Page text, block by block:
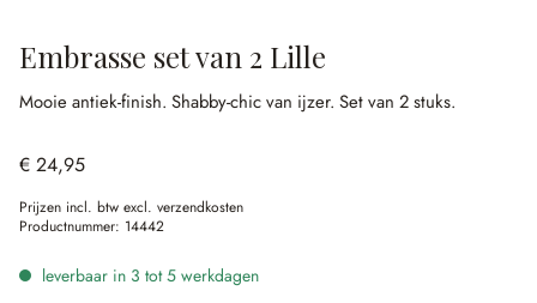
Embrasse set van 2 Lille
Mooie antiek-finish. Shabby-chic van ijzer. Set van 2 stuks.
€ 24,95
Prijzen incl. btw excl. verzendkosten
Productnummer: 14442
leverbaar in 3 tot 5 werkdagen